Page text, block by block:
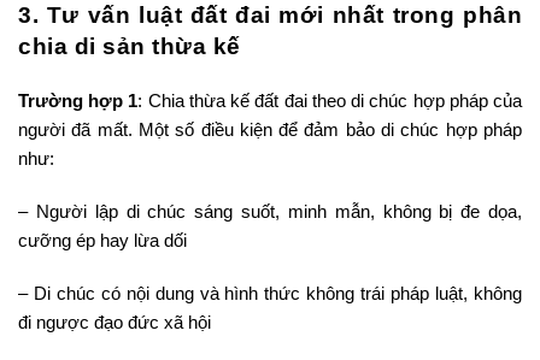
3. Tư vấn luật đất đai mới nhất trong phân
chia di sản thừa kế
Trường hợp 1: Chia thừa kế đất đai theo di chúc hợp pháp của
người đã mất. Một số điều kiện để đảm bảo di chúc hợp pháp
như:
– Người lập di chúc sáng suốt, minh mẫn, không bị đe dọa,
cưỡng ép hay lừa dối
– Di chúc có nội dung và hình thức không trái pháp luật, không
đi ngược đạo đức xã hội